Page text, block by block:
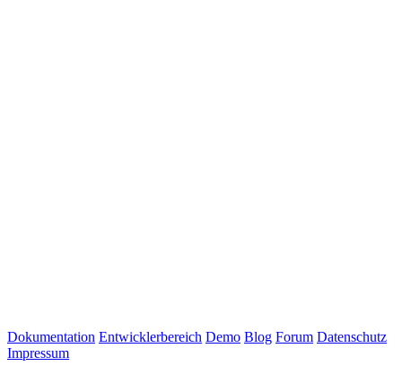
Dokumentation Entwicklerbereich Demo Blog Forum Datenschutz
Impressum